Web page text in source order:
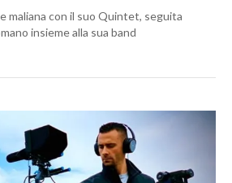
maliana con il suo Quintet, seguita
insieme alla sua band